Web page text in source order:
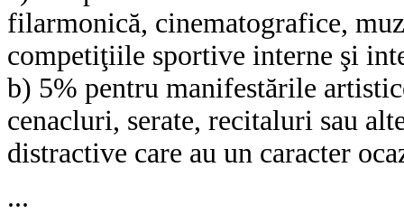
filarmonică, cinematografice,
competiţiile sportive interne şi
b) 5% pentru manifestările
cenacluri, serate, recitaluri sau
distractive care au un caracter
...